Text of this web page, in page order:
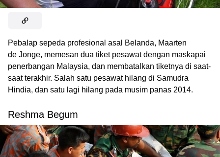
Pebalap sepeda profesional asal Belanda, Maarten
de Jonge, memesan dua tiket pesawat dengan maskapai
penerbangan Malaysia, dan membatalkan tiketnya di saat-
saat terakhir. Salah satu pesawat hilang di Samudra
Hindia, dan satu lagi hilang pada musim panas 2014.
Reshma Begum